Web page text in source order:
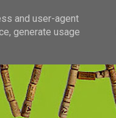
and user-agent
generate usage